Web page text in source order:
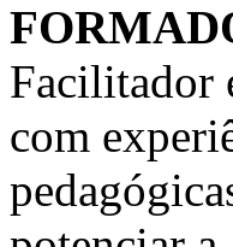
Facilitador
com